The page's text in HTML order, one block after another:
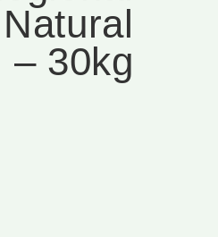
– 30kg